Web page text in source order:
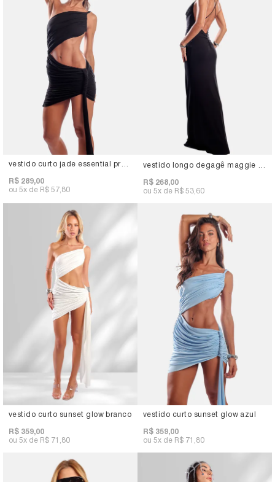
vestido curto jade essential preto
R$ 289,00
5x R$ 57,80
vestido longo degagê maggie preto
R$ 268,00
5x R$ 53,60
vestido curto sunset glow branco
R$ 359,00
5x R$ 71,80
vestido curto sunset glow azul
R$ 359,00
5x R$ 71,80